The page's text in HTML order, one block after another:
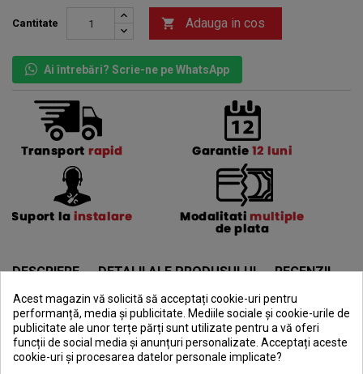
Cantitate  Adauga in cos
Ai întrebări? Scrie-ne pe WhatsApp
DESCRIERE DETALII ALE PRODUSULUI RECENZII
Licenta software pentru actualizare
Launch X431
Actualizarea software este posibila pentru dispozitivele de
Acest magazin vă solicită să acceptați cookie-uri pentru
performanță, media și publicitate. Mediile sociale și cookie-urile de
publicitate ale unor terțe părți sunt utilizate pentru a vă oferi
funcții de social media și anunțuri personalizate. Acceptați aceste
cookie-uri și procesarea datelor personale implicate?